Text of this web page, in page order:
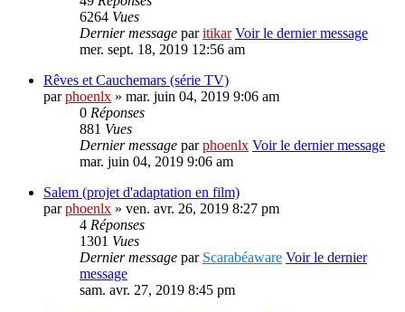
6264 Vues
Dernier message paritikar Voir le dernier message
mer. sept. 18, 2019 12:56 am
Rêves et Cauchemars (série TV)
parphoenlx » mar. juin 04, 2019 9:06 am
0 Réponses
881 Vues
Dernier message parphoenlx Voir le dernier message
mar. juin 04, 2019 9:06 am
Salem (projet d'adaptation en film)
parphoenlx » ven. avr. 26, 2019 8:27 pm
4 Réponses
1301 Vues
Dernier message par Scarabéaware Voir le dernier
message
sam. avr. 27, 2019 8:45 pm